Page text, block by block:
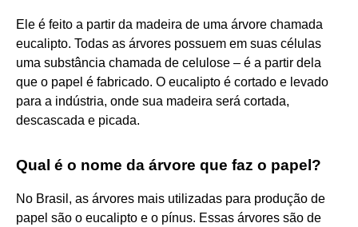
Ele é feito a partir da madeira de uma árvore chamada
eucalipto. Todas as árvores possuem em suas células
uma substância chamada de celulose – é a partir dela
que o papel é fabricado. O eucalipto é cortado e levado
para a indústria, onde sua madeira será cortada,
descascada e picada.
Qual é o nome da árvore que faz o papel?
No Brasil, as árvores mais utilizadas para produção de
papel são o eucalipto e o pínus. Essas árvores são de